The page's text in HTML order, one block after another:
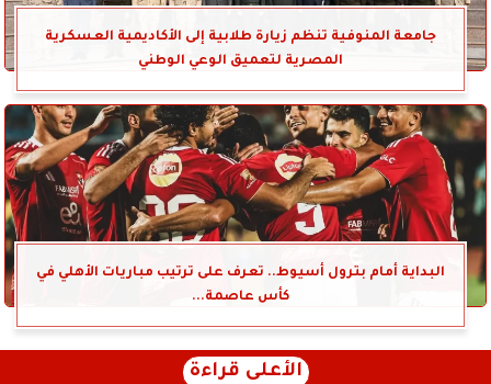
جامعة المنوفية تنظم زيارة طلابية إلى الأكاديمية العسكرية
المصرية لتعميق الوعي الوطني
البداية أمام بترول أسيوط.. تعرف على ترتيب مباريات الأهلي في
كأس عاصمة...
الأعلى قراءة